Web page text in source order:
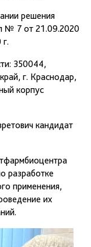
решения
№ 7 от 21.09.2020
350044,
г. Краснодар,
корпус
кандидат
разработке
применения,
их